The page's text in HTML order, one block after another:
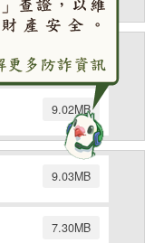
7.49MB
9.02MB
9.03MB
7.30MB